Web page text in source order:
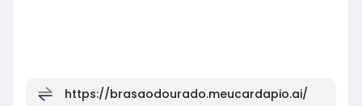
https://brasaodourado.meucardapio.ai/